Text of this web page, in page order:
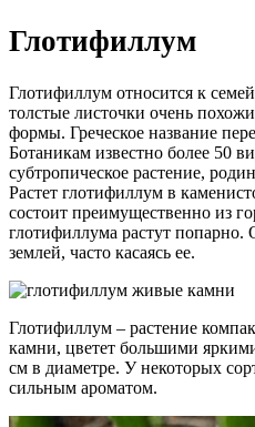
Глотифиллум
Глотифиллум относится к
толстые листочки очень
формы. Греческое название
Ботаникам известно более 50
субтропическое растение,
Растет глотифиллум в
состоит преимущественно из
глотифиллума растут
землей, часто касаясь ее.
Глотифиллум – растение
камни, цветет большими
см в диаметре. У некоторых
сильным ароматом.